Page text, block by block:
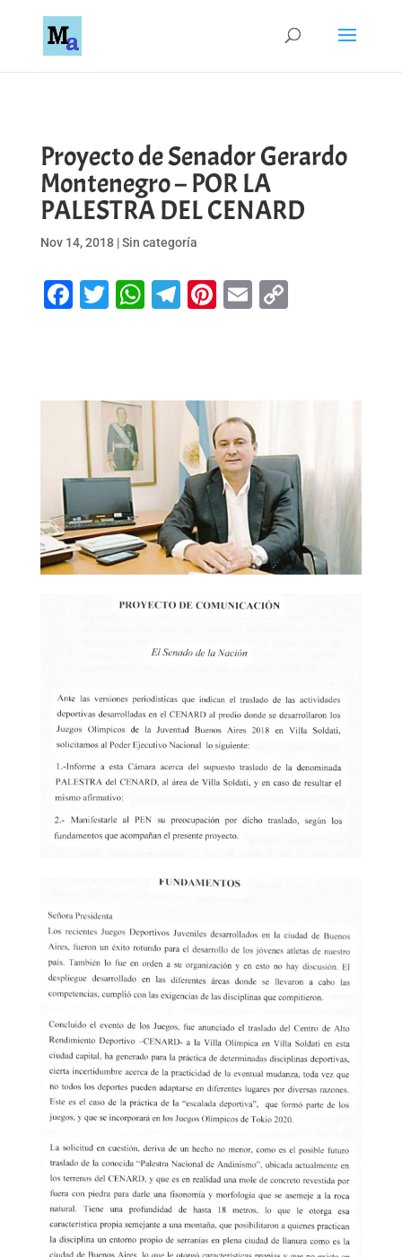
Proyecto de Senador Gerardo
Montenegro – POR LA
PALESTRA DEL CENARD
Nov 14, 2018|Sin categoría
Facebook
Twitter
WhatsApp
Telegram
Pinterest
EmailCopy